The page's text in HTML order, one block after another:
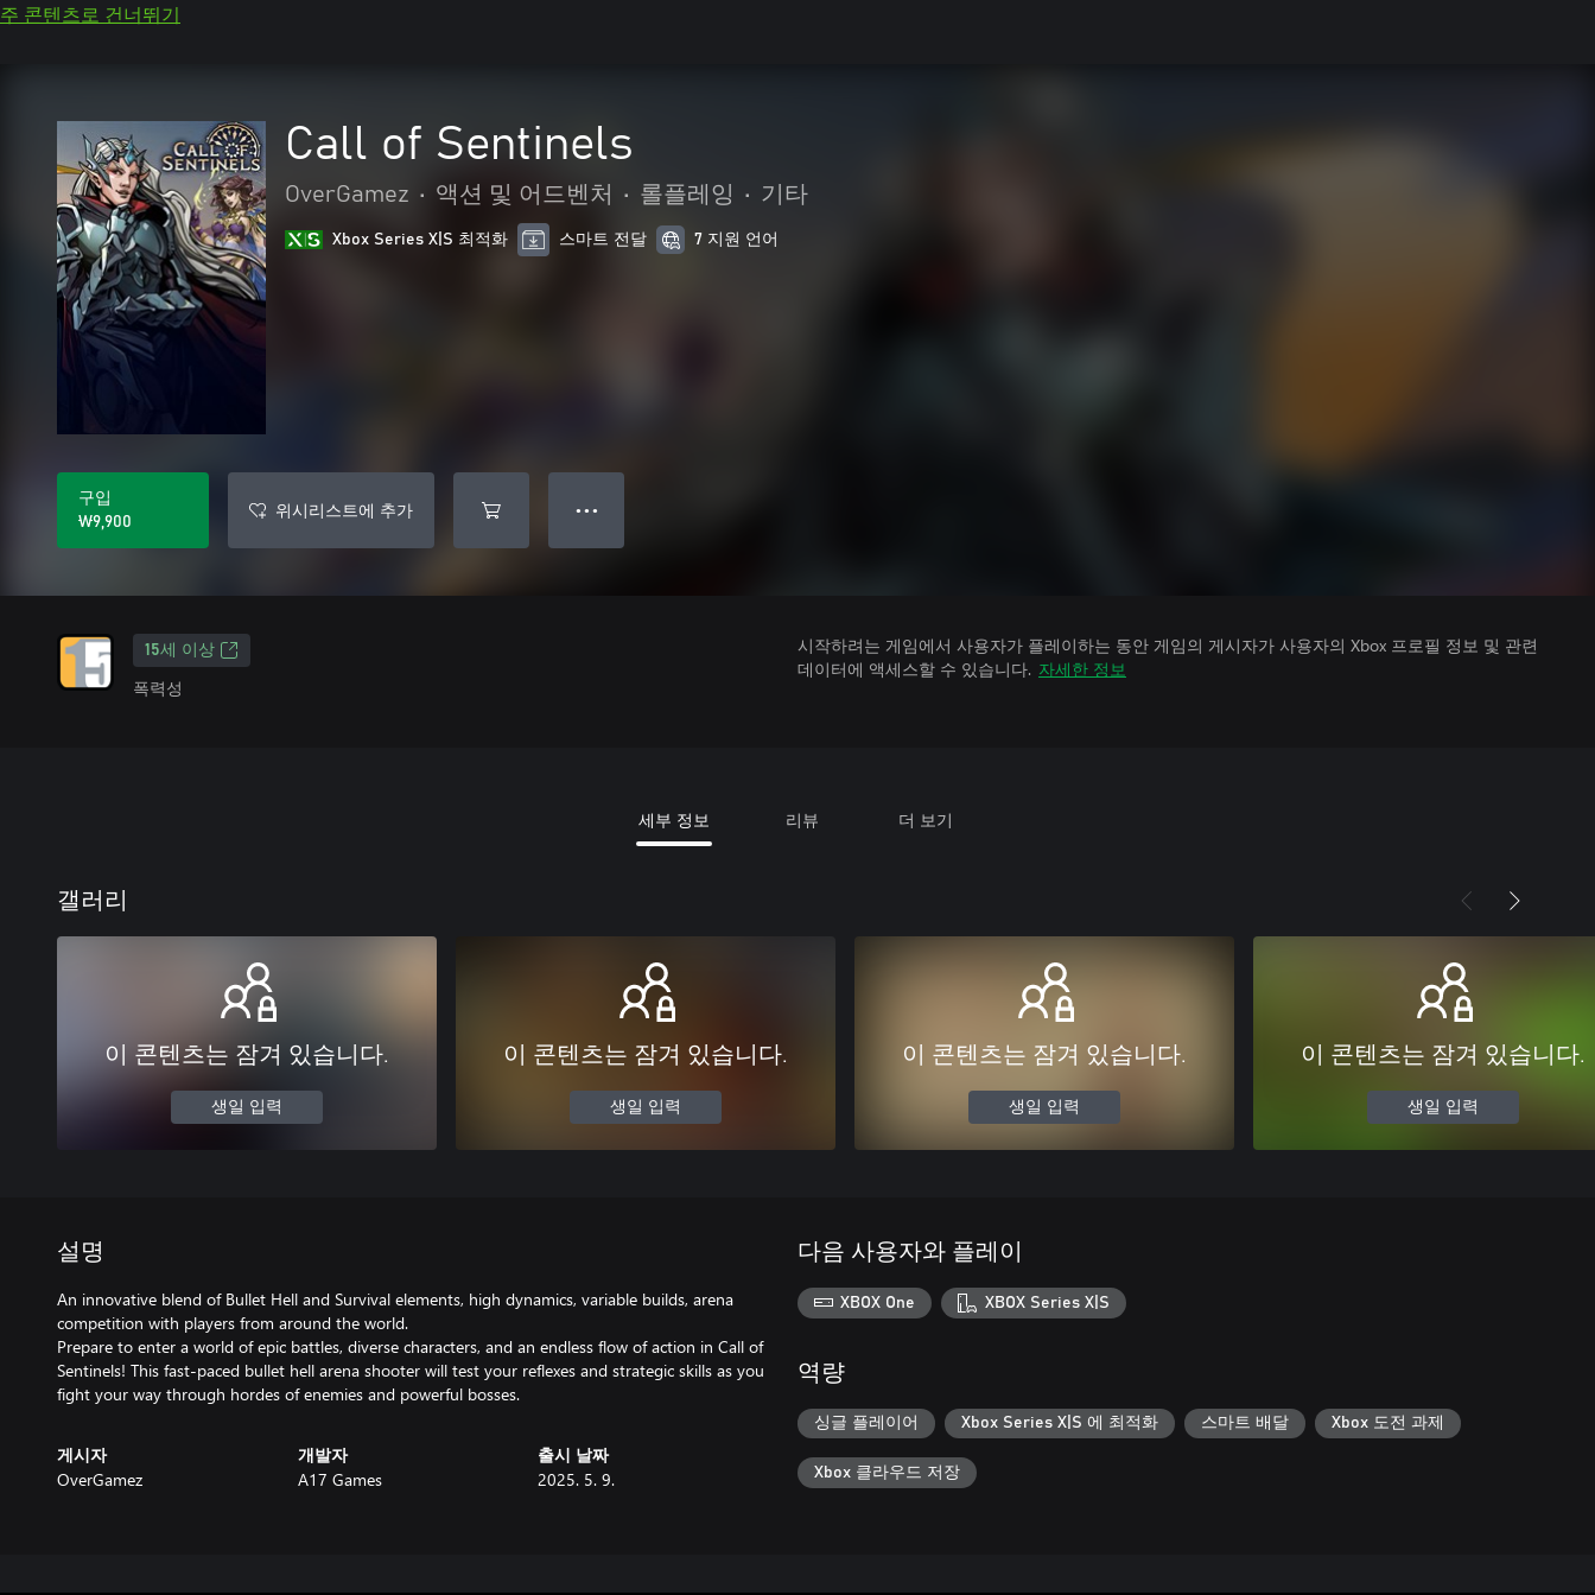
주 콘텐츠로 건너뛰기
Call of Sentinels
OverGamez • 액션 및 어드벤처 • 롤플레잉 • 기타
Xbox Series X|S 최적화 스마트 전달 7 지원 언어
구입
₩9,900
위시리스트에 추가 ● ● ●
15세 이상
폭력성
시작하려는 게임에서 사용자가 플레이하는 동안 게임의 게시자가 사용자의 Xbox 프로필 정보 및 관련
데이터에 액세스할 수 있습니다. 자세한 정보
세부 정보 리뷰 더 보기
갤러리
이 콘텐츠는 잠겨 있습니다.
생일 입력
이 콘텐츠는 잠겨 있습니다.
생일 입력
이 콘텐츠는 잠겨 있습니다.
생일 입력
이 콘텐츠는 잠겨 있습니다.
생일 입력
설명
An innovative blend of Bullet Hell and Survival elements, high dynamics, variable builds, arena
competition with players from around the world.
Prepare to enter a world of epic battles, diverse characters, and an endless flow of action in Call of
Sentinels! This fast-paced bullet hell arena shooter will test your reflexes and strategic skills as you
fight your way through hordes of enemies and powerful bosses.
게시자
OverGamez
개발자
A17 Games
출시 날짜
2025. 5. 9.
다음 사용자와 플레이
XBOX One XBOX Series X|S
역량
싱글 플레이어 Xbox Series X|S 에 최적화 스마트 배달 Xbox 도전 과제
Xbox 클라우드 저장